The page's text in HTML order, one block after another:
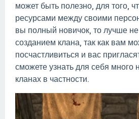
может быть полезно, для того,
ресурсами между своими
вы полный новичок, то лучше не
созданием клана, так как вам
посчастливиться и вас
сможете узнать для себя много
кланах в частности.